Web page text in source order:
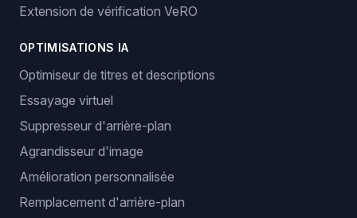
Extension de vérification VeRO
OPTIMISATIONS IA
Optimiseur de titres et descriptions
Essayage virtuel
Suppresseur d'arrière-plan
Agrandisseur d'image
Amélioration personnalisée
Remplacement d'arrière-plan